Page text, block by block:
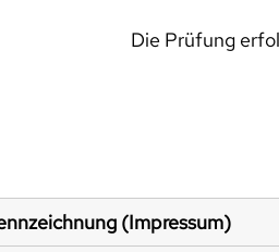
Die Prüfung
(Impressum)